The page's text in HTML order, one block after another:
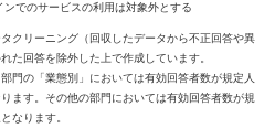
ンでのサービスの利用は対象外とする
クリーニング（回収したデータから不正回答や異
た回答を除外した上で作成しています。
門の「業態別」においては有効回答者数が規定人
ます。その他の部門においては有効回答者数が規
なります。